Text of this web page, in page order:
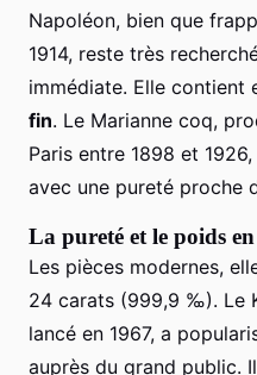
Napoléon, bien que
1914, reste très
immédiate. Elle contient
fin. Le Marianne coq,
Paris entre 1898 et
avec une pureté proche
La pureté et le poids
Les pièces modernes,
24 carats (999,9 ‰). Le
lancé en 1967, a
auprès du grand public.